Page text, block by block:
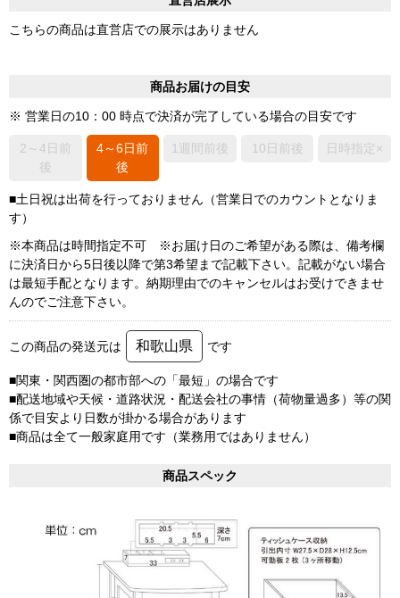
こちらの商品は直営店での展示はありません
商品お届けの目安
※ 営業日の10：00 時点で決済が完了している場合の目安です
2～4日前
後
4～6日前
後
1週間前後 10日前後 日時指定×
■土日祝は出荷を行っておりません（営業日でのカウントとなりま
す）
※本商品は時間指定不可 ※お届け日のご希望がある際は、備考欄
に決済日から5日後以降で第3希望まで記載下さい。記載がない場合
は最短手配となります。納期理由でのキャンセルはお受けできませ
んのでご注意下さい。
この商品の発送元は 和歌山県 です
■関東・関西圏の都市部への「最短」の場合です
■配送地域や天候・道路状況・配送会社の事情（荷物量過多）等の関
係で目安より日数が掛かる場合があります
■商品は全て一般家庭用です（業務用ではありません）
商品スペック